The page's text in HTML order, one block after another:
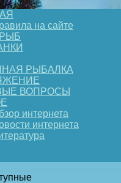
на сайте
РЫБАЛКА
ВОПРОСЫ
интернета
интернета